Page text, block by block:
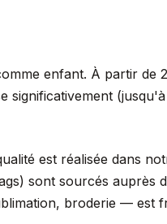
enfant. À partir de
significativement
est réalisée dans
sont sourcés auprès
broderie — est